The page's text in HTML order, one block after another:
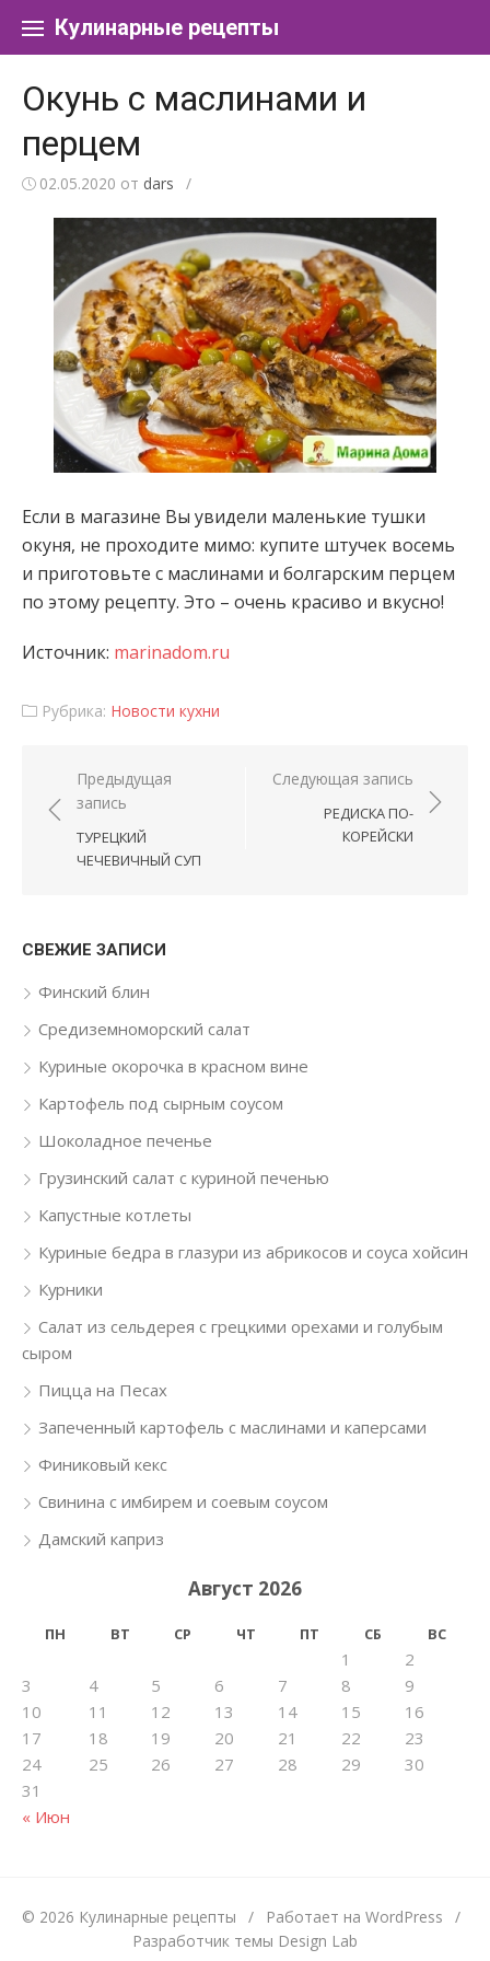
Кулинарные рецепты
Окунь с маслинами и
перцем
02.05.2020 от dars /
Если в магазине Вы увидели маленькие тушки
окуня, не проходите мимо: купите штучек восемь
и приготовьте с маслинами и болгарским перцем
по этому рецепту. Это – очень красиво и вкусно!
Источник: marinadom.ru
Рубрика: Новости кухни
Навигация по записям
Предыдущая
запись
ТУРЕЦКИЙ
ЧЕЧЕВИЧНЫЙ СУП
Следующая запись
РЕДИСКА ПО-
КОРЕЙСКИ
СВЕЖИЕ ЗАПИСИ
Финский блин
Средиземноморский салат
Куриные окорочка в красном вине
Картофель под сырным соусом
Шоколадное печенье
Грузинский салат с куриной печенью
Капустные котлеты
Куриные бедра в глазури из абрикосов и соуса хойсин
Курники
Салат из сельдерея с грецкими орехами и голубым
сыром
Пицца на Песах
Запеченный картофель с маслинами и каперсами
Финиковый кекс
Свинина с имбирем и соевым соусом
Дамский каприз
Август 2026
ПН ВТ СР ЧТ ПТ СБ ВС
« Июн
1
2
3
4 5 6 7 8
9
10
11 12 13 14 15
16
17
18 19 20 21 22
23
24
25 26 27 28 29
30
31
© 2026 Кулинарные рецепты / Работает на WordPress
/
Разработчик темы Design Lab